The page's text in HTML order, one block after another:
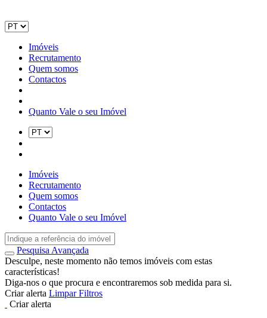
Imóveis
Recrutamento
Quem somos
Contactos
Quanto Vale o seu Imóvel
Imóveis
Recrutamento
Quem somos
Contactos
Quanto Vale o seu Imóvel
Pesquisa Avançada
Desculpe, neste momento não temos imóveis com estas
características!
Diga-nos o que procura e encontraremos sob medida para si.
Criar alerta Limpar Filtros
Criar alerta